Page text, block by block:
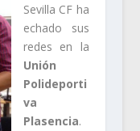
Sevilla CF ha
echado sus
redes en la
Unión
Polideporti
va
Plasencia.